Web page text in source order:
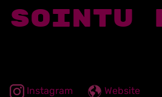
Sointu
Instagram Website